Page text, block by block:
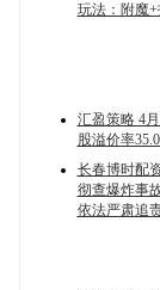
玩法：附魔
汇盈策略 4
股溢价率
长春博时配
彻查爆炸事
依法严肃追